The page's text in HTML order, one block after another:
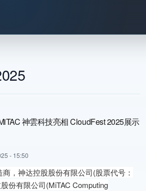
神雲科技亮相 CloudFest 2025展示
- 15:50
，神达控股股份有限公司(股票代号：
份有限公司(MiTAC Computing